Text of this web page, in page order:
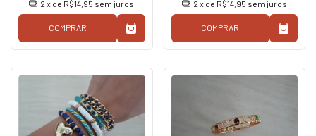
2 x de R$14,95 sem juros
COMPRAR
2 x de R$14,95 sem juros
COMPRAR